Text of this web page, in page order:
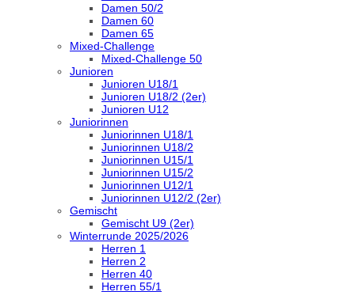
Damen 50/2
Damen 60
Damen 65
Mixed-Challenge
Mixed-Challenge 50
Junioren
Junioren U18/1
Junioren U18/2 (2er)
Junioren U12
Juniorinnen
Juniorinnen U18/1
Juniorinnen U18/2
Juniorinnen U15/1
Juniorinnen U15/2
Juniorinnen U12/1
Juniorinnen U12/2 (2er)
Gemischt
Gemischt U9 (2er)
Winterrunde 2025/2026
Herren 1
Herren 2
Herren 40
Herren 55/1